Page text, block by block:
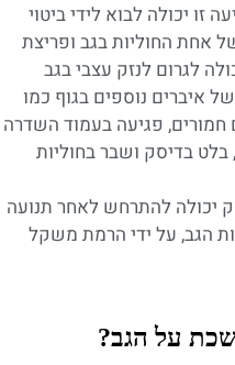
זו יכולה לבוא לידי ביטוי
אחת החוליות בגב ופריצת
לגרום לנזק עצבי בגב
איברים נוספים בגוף כמו
חמורים, פגיעה בעמוד השדרה
בלט בדיסק ושבר בחוליות
יכולה להתרחש לאחר תנועה
הגב, על ידי הרמת משקל
על הגב?